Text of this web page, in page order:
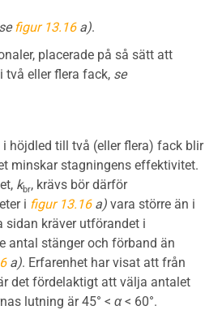
sefigur 13.16a).
placerade på så sätt att
två eller flera fack, se
höjdled till två (eller flera) fack blir
minskar stagningens effektivitet.
kbr, krävs bör därför
i figur 13.16a) vara större än i
sidan kräver utförandet i
antal stänger och förband än
a). Erfarenhet har visat att från
det fördelaktigt att välja antalet
lutning är 45° < α< 60°.